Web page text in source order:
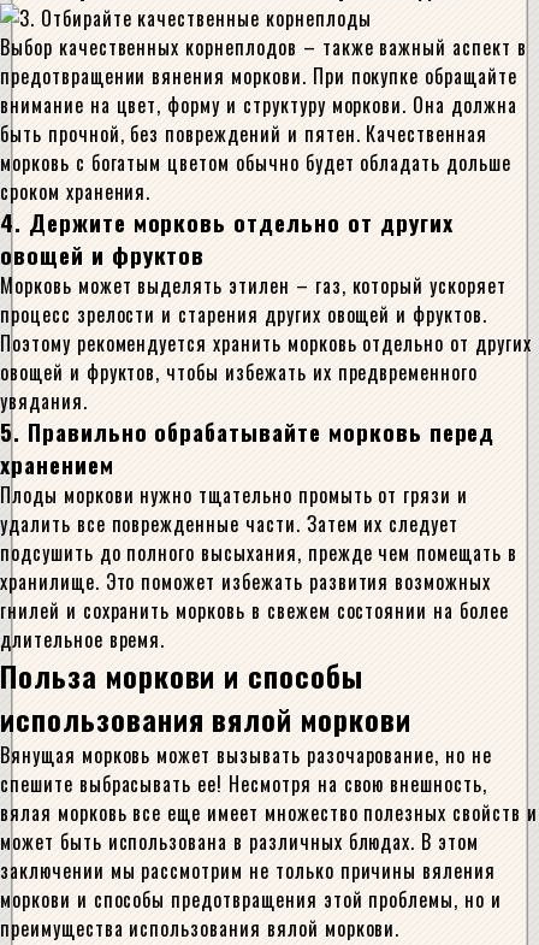
Выбор качественных корнеплодов – также важный аспект в
предотвращении вянения моркови. При покупке обращайте
внимание на цвет, форму и структуру моркови. Она должна
быть прочной, без повреждений и пятен. Качественная
морковь с богатым цветом обычно будет обладать дольше
сроком хранения.
4. Держите морковь отдельно от других
овощей и фруктов
Морковь может выделять этилен – газ, который ускоряет
процесс зрелости и старения других овощей и фруктов.
Поэтому рекомендуется хранить морковь отдельно от других
овощей и фруктов, чтобы избежать их предвременного
увядания.
5. Правильно обрабатывайте морковь перед
хранением
Плоды моркови нужно тщательно промыть от грязи и
удалить все поврежденные части. Затем их следует
подсушить до полного высыхания, прежде чем помещать в
хранилище. Это поможет избежать развития возможных
гнилей и сохранить морковь в свежем состоянии на более
длительное время.
Польза моркови и способы
использования вялой моркови
Вянущая морковь может вызывать разочарование, но не
спешите выбрасывать ее! Несмотря на свою внешность,
вялая морковь все еще имеет множество полезных свойств и
может быть использована в различных блюдах. В этом
заключении мы рассмотрим не только причины вяления
моркови и способы предотвращения этой проблемы, но и
преимущества использования вялой моркови.